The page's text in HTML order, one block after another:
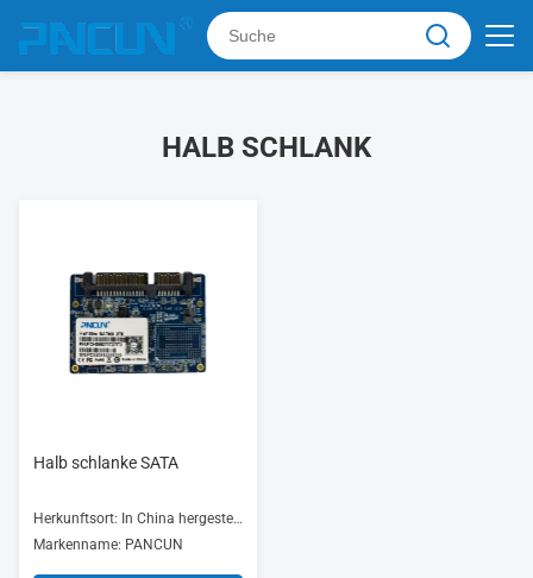
HALB SCHLANK
Halb schlanke SATA
Herkunftsort: In China hergestellt
Markenname: PANCUN